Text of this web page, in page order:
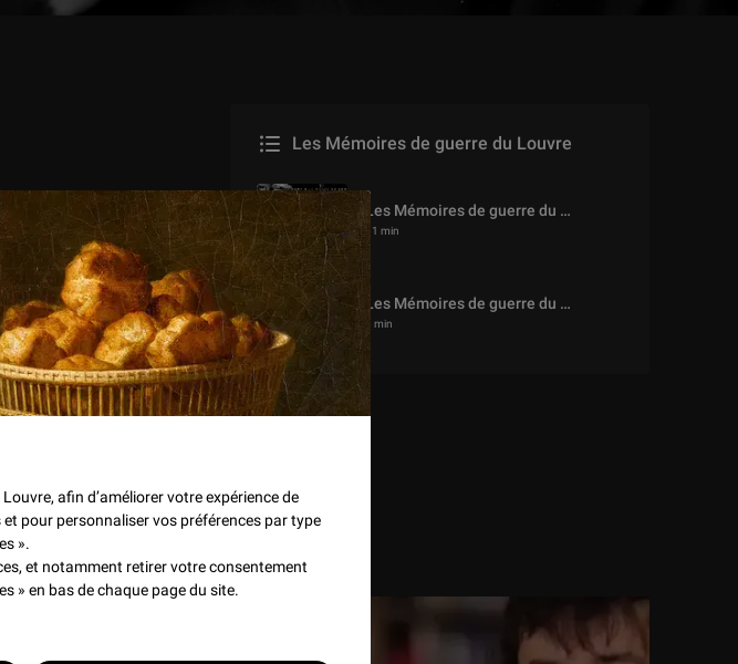
afin d’améliorer votre expérience de
pour personnaliser vos préférences par type
».
et notamment retirer votre consentement
» en bas de chaque page du site.
Les Mémoires de guerre du Louvre
Les Mémoires de guerre du Louvre par Francoise Mardrus
11 min
Les Mémoires de guerre du Louvre : Laurence des Cars
1 min